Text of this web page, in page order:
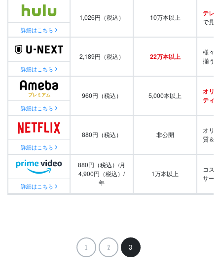
詳細はこちら
1,026円（税込） 10万本以上 テレビ
で見
詳細はこちら
2,189円（税込） 22万本以上
様々
揃う
詳細はこちら
960円（税込） 5,000本以上
オリ
ティ
詳細はこちら
880円（税込） 非公開
オリ
質＆
詳細はこちら
880円（税込）/月
4,900円（税込）/
年
1万本以上
コス
サー
1 2 3